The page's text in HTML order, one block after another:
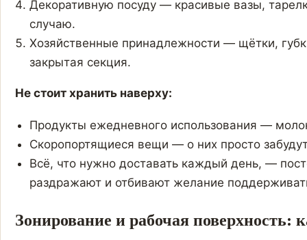
Декоративную посуду — красивые вазы,
случаю.
Хозяйственные принадлежности — щётки,
закрытая секция.
Не стоит хранить наверху:
Продукты ежедневного использования —
Скоропортящиеся вещи — о них просто
Всё, что нужно доставать каждый день, —
раздражают и отбивают желание
Зонирование и рабочая поверхность: